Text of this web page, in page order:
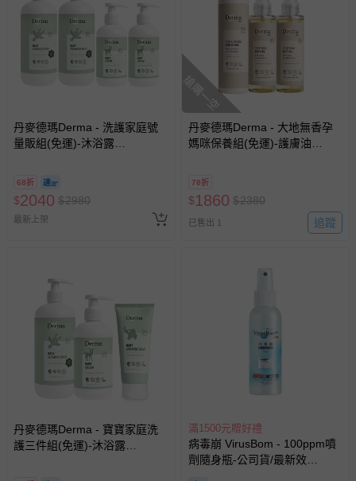
若您對於會員帳號、商品訂購與資訊、購物流程、付款方
式、折價券與購物金的使用、退貨及商品運送方式等有疑
問，你可詳見：媽咪愛客服中心
預購商品：預購為海外同步代購，遇缺貨即會通知媽咪並協
商品如因「價格、組合」等錯誤原因，導致無法安排出貨，
會主動以簡訊及mail通知訂單取消事宜，並將提供適當補
償。
丹麥德瑪Derma - 洗護家庭號
量販組(免運)-沐浴露
68折
$2040 $2980
最新上架
搶購一空
丹麥德瑪Derma - 大地無香孕
媽咪保養組(免運)-護膚油
78折
$1860 $2380
已售出 1 追蹤
丹麥德瑪Derma - 寶寶家庭洗
護三件組(免運)-沐浴露
滿1500元贈好禮
病毒崩 VirusBom - 100ppm噴
劑隨身瓶-公司貨/最新效